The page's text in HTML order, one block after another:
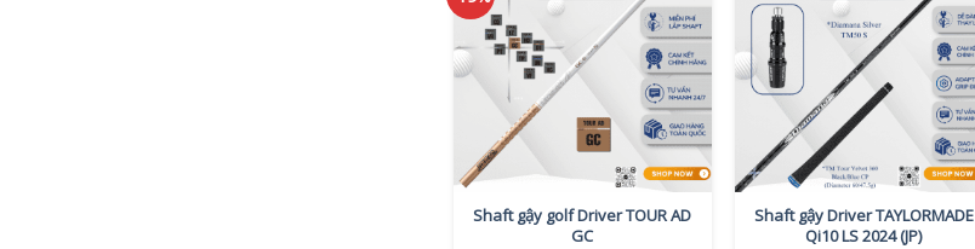
Shaft gậy golf Driver TOUR AD
GC
Shaft gậy Driver TAYLORMADE
Qi10 LS 2024 (JP)